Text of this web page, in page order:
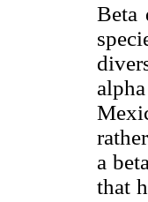
Beta
a
that